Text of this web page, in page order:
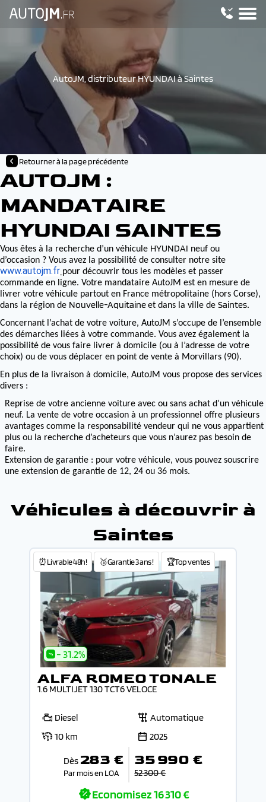
AutoJM, distributeur HYUNDAI à Saintes
Retourner à la page précédente
AUTOJM :
MANDATAIRE
HYUNDAI SAINTES
Vous êtes à la recherche d’un véhicule HYUNDAI neuf ou
d’occasion ? Vous avez la possibilité de consulter notre site
www.autojm.fr pour découvrir tous les modèles et passer
commande en ligne. Votre mandataire AutoJM est en mesure de
livrer votre véhicule partout en France métropolitaine (hors Corse),
dans la région de Nouvelle-Aquitaineet dans la ville de Saintes.
Concernant l’achat de votre voiture, AutoJM s’occupe de l’ensemble
des démarches liées à votre commande. Vous avez également la
possibilité de vous faire livrer à domicile (ou à l’adresse de votre
choix) ou de vous déplacer en point de vente à Morvillars (90).
En plus de la livraison à domicile, AutoJM vous propose des services
divers :
Reprise de votre ancienne voiture avec ou sans achat d’un véhicule
neuf. La vente de votre occasion à un professionnel offre plusieurs
avantages comme la responsabilité vendeur qui ne vous appartient
plus ou la recherche d’acheteurs que vous n’aurez pas besoin de
faire.
Extension de garantie : pour votre véhicule, vous pouvez souscrire
une extension de garantie de 12, 24 ou 36 mois.
Véhicules à découvrir à
Saintes
⏰Livrable 48h! 🥉Garantie 3 ans ! 🏆Top ventes
- 31.2%
ALFA ROMEO TONALE
1.6 MULTIJET 130 TCT6 VELOCE
Diesel
Automatique
10 km
2025
Dès 283 €
Par mois en LOA
35 990 €
52 300 €
Economisez16 310 €